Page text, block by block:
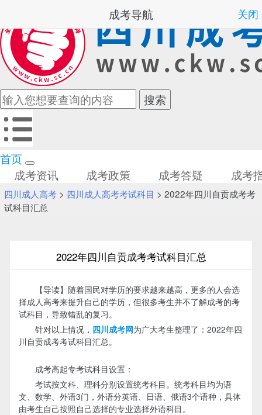
首页
成考资讯
成考政策 成考答疑 成考
四川成人高考> 四川成人高考考试科目 > 2022年四川自贡成考考
试科目汇总
2022年四川自贡成考考试科目汇总
【导读】随着国民对学历的要求越来越高，更多的人会选
择成人高考来提升自己的学历，但很多考生并不了解成考的考
试科目，导致错乱的复习。
针对以上情况， 四川成考网为广大考生整理了：2022年四
川自贡成考考试科目汇总。
成考高起专考试科目设置：
考试按文科、理科分别设置统考科目。统考科目均为语
文、数学、外语3门，外语分英语、日语、俄语3个语种，具体
由考生自己按照自己选择的专业选择外语科目。
成考导航 关闭